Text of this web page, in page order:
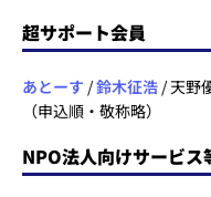
超サポート会員
あとーす /鈴木征浩 / 天野
（申込順・敬称略）
NPO法人向けサービス